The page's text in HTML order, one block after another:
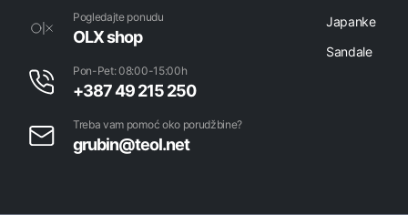
Pogledajte ponudu
OLX shop
Pon-Pet: 08:00-15:00h
+387 49 215 250
Treba vam pomoć oko porudžbine?
grubin@teol.net
Japanke
Sandale